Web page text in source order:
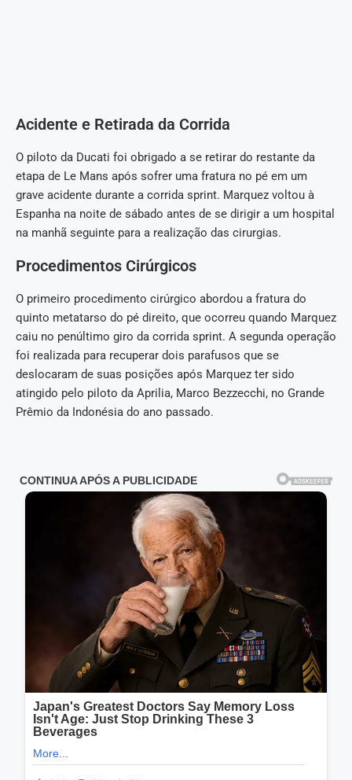
Acidente e Retirada da Corrida
O piloto da Ducati foi obrigado a se retirar do restante da
etapa de Le Mans após sofrer uma fratura no pé em um
grave acidente durante a corrida sprint. Marquez voltou à
Espanha na noite de sábado antes de se dirigir a um hospital
na manhã seguinte para a realização das cirurgias.
Procedimentos Cirúrgicos
O primeiro procedimento cirúrgico abordou a fratura do
quinto metatarso do pé direito, que ocorreu quando Marquez
caiu no penúltimo giro da corrida sprint. A segunda operação
foi realizada para recuperar dois parafusos que se
deslocaram de suas posições após Marquez ter sido
atingido pelo piloto da Aprilia, Marco Bezzecchi, no Grande
Prêmio da Indonésia do ano passado.